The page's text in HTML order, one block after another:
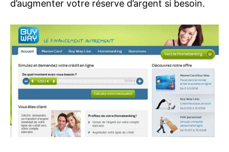
d’augmenter votre réserve d’argent si besoin.